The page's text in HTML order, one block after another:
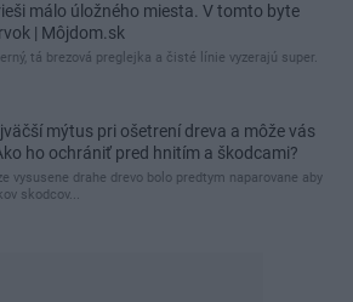
málo úložného miesta. V tomto byte
| Môjdom.sk
tá brezová preglejka a čisté línie vyzerajú super.
mýtus pri ošetrení dreva a môže vás
ho ochrániť pred hnitím a škodcami?
vysusene drahe drevo bolo predtym naparovane aby
skodcov...